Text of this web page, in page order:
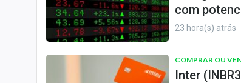
com
23 hora(s) atrás
COMPRAR OU
Inter